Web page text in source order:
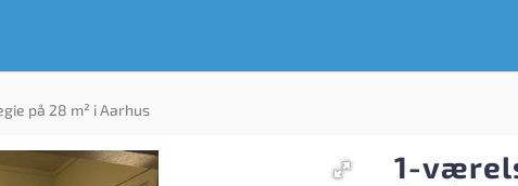
på 28 m² i Aarhus
1-